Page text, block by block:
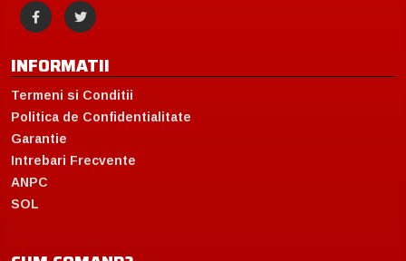
INFORMATII
Termeni si Conditii
Politica de Confidentialitate
Garantie
Intrebari Frecvente
ANPC
SOL